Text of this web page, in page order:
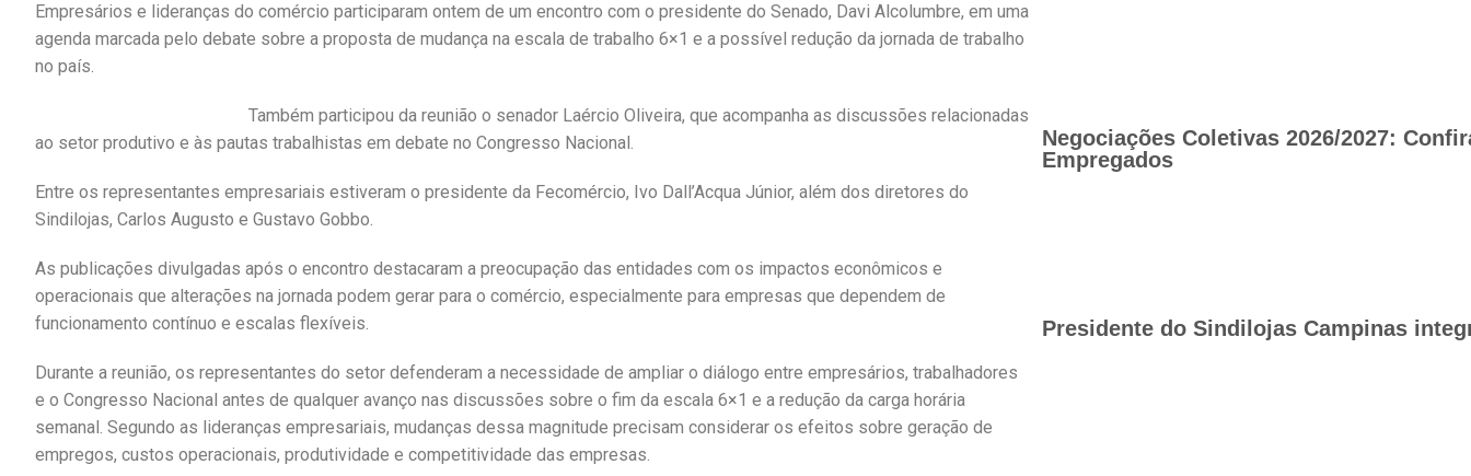
Empresários e lideranças do comércio participaram ontem de um encontro com o presidente do Senado, Davi Alcolumbre, em uma
agenda marcada pelo debate sobre a proposta de mudança na escala de trabalho 6×1 e a possível redução da jornada de trabalho
no país.
Também participou da reunião o senador Laércio Oliveira, que acompanha as discussões relacionadas
ao setor produtivo e às pautas trabalhistas em debate no Congresso Nacional.
Entre os representantes empresariais estiveram o presidente da Fecomércio, Ivo Dall’Acqua Júnior, além dos diretores do
Sindilojas, Carlos Augusto e Gustavo Gobbo.
As publicações divulgadas após o encontro destacaram a preocupação das entidades com os impactos econômicos e
operacionais que alterações na jornada podem gerar para o comércio, especialmente para empresas que dependem de
funcionamento contínuo e escalas flexíveis.
Durante a reunião, os representantes do setor defenderam a necessidade de ampliar o diálogo entre empresários, trabalhadores
e o Congresso Nacional antes de qualquer avanço nas discussões sobre o fim da escala 6×1 e a redução da carga horária
semanal. Segundo as lideranças empresariais, mudanças dessa magnitude precisam considerar os efeitos sobre geração de
empregos, custos operacionais, produtividade e competitividade das empresas.
Negociações Coletivas 2026/2027:
Empregados
Presidente do Sindilojas Campinas